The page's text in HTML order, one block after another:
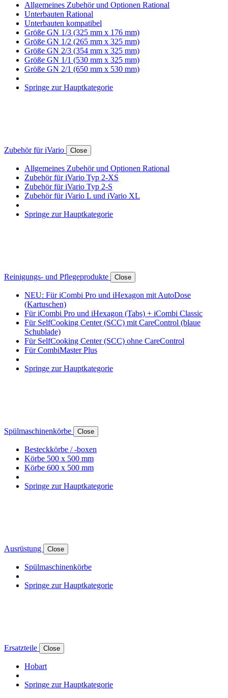
Allgemeines Zubehör und Optionen Rational
Unterbauten Rational
Unterbauten kompatibel
Größe GN 1/3 (325 mm x 176 mm)
Größe GN 1/2 (265 mm x 325 mm)
Größe GN 2/3 (354 mm x 325 mm)
Größe GN 1/1 (530 mm x 325 mm)
Größe GN 2/1 (650 mm x 530 mm)
Springe zur Hauptkategorie
Zubehör für iVario Close
Allgemeines Zubehör und Optionen Rational
Zubehör für iVario Typ 2-XS
Zubehör für iVario Typ 2-S
Zubehör für iVario L und iVario XL
Springe zur Hauptkategorie
Reinigungs- und Pflegeprodukte Close
NEU: Für iCombi Pro und iHexagon mit AutoDose
(Kartuschen)
Für iCombi Pro und iHexagon (Tabs) + iCombi Classic
Für SelfCooking Center (SCC) mit CareControl (blaue
Schublade)
Für SelfCooking Center (SCC) ohne CareControl
Für CombiMaster Plus
Springe zur Hauptkategorie
Spülmaschinenkörbe Close
Besteckkörbe / -boxen
Körbe 500 x 500 mm
Körbe 600 x 500 mm
Springe zur Hauptkategorie
Ausrüstung Close
Spülmaschinenkörbe
Springe zur Hauptkategorie
Ersatzteile Close
Hobart
Springe zur Hauptkategorie